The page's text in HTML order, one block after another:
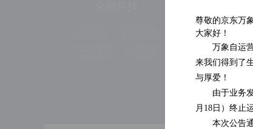
尊敬的京东万
大家好！
万象自运
来我们得到了
与厚爱！
由于业务
月18日）终止
本次公告
( 47588 )
( 0 )